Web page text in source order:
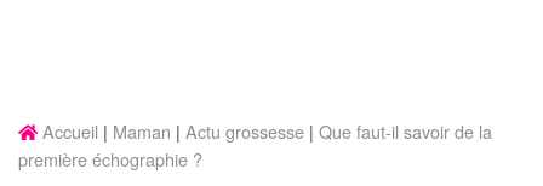
Accueil Maman Actu grossesse Que faut-il savoir de la
première échographie ?